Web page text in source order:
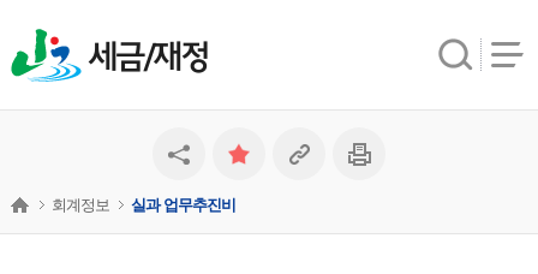
세금/재정
회계정보 실과 업무추진비